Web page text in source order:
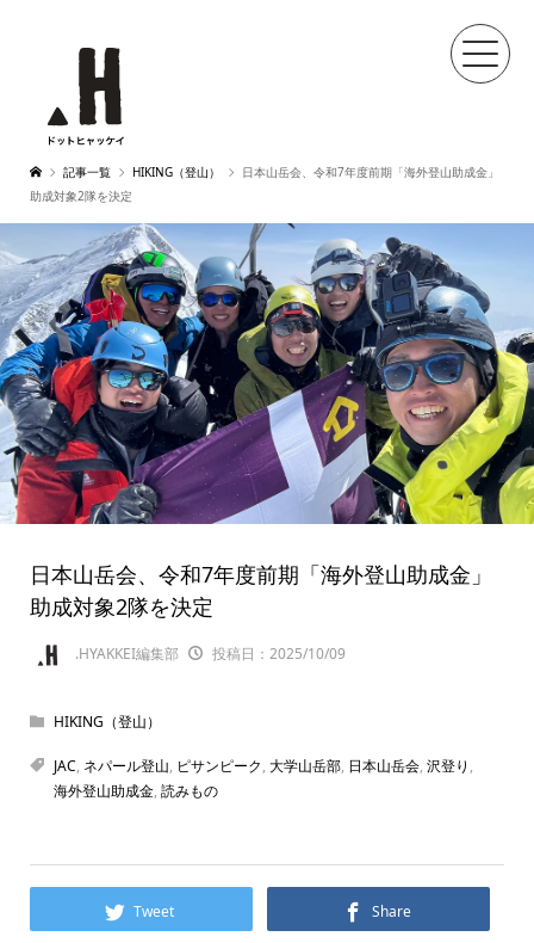
記事一覧 HIKING（登山）
日本山岳会、令和7年度前期「海外登山助成金」
助成対象2隊を決定
日本山岳会、令和7年度前期「海外登山助成金」
助成対象2隊を決定
.HYAKKEI編集部 投稿日：2025/10/09
HIKING（登山）
JAC, ネパール登山, ピサンピーク, 大学山岳部, 日本山岳会, 沢登り ,
海外登山助成金, 読みもの
Tweet Share